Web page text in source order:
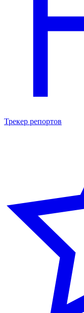
Трекер репортов